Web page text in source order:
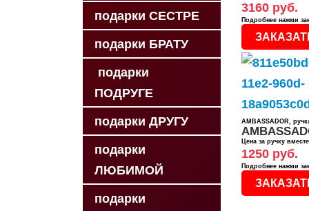
подарки СЕСТРЕ
подарки БРАТУ
подарки
ПОДРУГЕ
подарки ДРУГУ
подарки
ЛЮБИМОЙ
подарки
3160 руб.
Подробнее нажми
AMBASSADOR,
Цена за ручку
1250 руб.
Подробнее нажми